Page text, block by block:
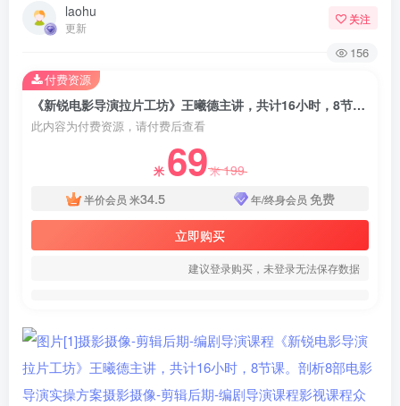
laohu
更新
关注
156
《新锐电影导演拉片工坊》王曦德主讲，共计16小时，8节课。剖析8部电影导演实操方案
此内容为付费资源，请付费后查看
米 69米199
半价会员 米34.5 年/终身会员 免费
立即购买
建议登录购买，未登录无法保存数据
付费资源